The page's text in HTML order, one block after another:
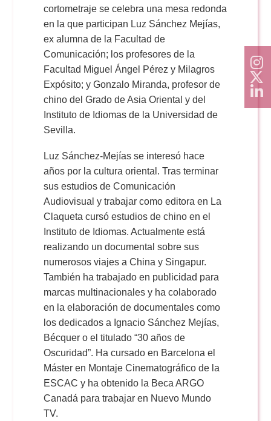
cortometraje se celebra una mesa redonda
en la que participan Luz Sánchez Mejías,
ex alumna de la Facultad de
Comunicación; los profesores de la
Facultad Miguel Ángel Pérez y Milagros
Expósito; y Gonzalo Miranda, profesor de
chino del Grado de Asia Oriental y del
Instituto de Idiomas de la Universidad de
Sevilla.
Luz Sánchez-Mejías se interesó hace
años por la cultura oriental. Tras terminar
sus estudios de Comunicación
Audiovisual y trabajar como editora en La
Claqueta cursó estudios de chino en el
Instituto de Idiomas. Actualmente está
realizando un documental sobre sus
numerosos viajes a China y Singapur.
También ha trabajado en publicidad para
marcas multinacionales y ha colaborado
en la elaboración de documentales como
los dedicados a Ignacio Sánchez Mejías,
Bécquer o el titulado “30 años de
Oscuridad”. Ha cursado en Barcelona el
Máster en Montaje Cinematográfico de la
ESCAC y ha obtenido la Beca ARGO
Canadá para trabajar en Nuevo Mundo
TV.